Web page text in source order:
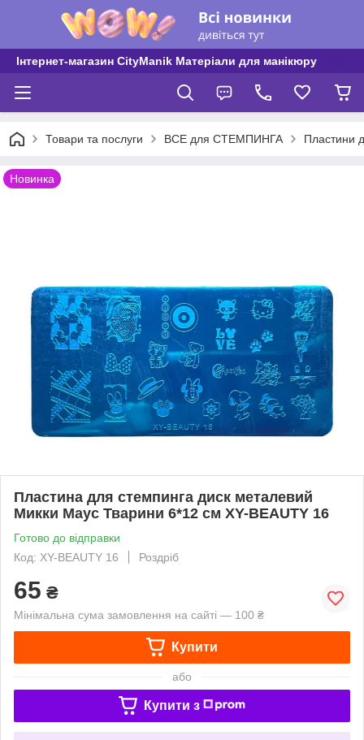
Інтернет-магазин CityManik Матеріали для манікюру
Товари та послуги ВСЕ для СТЕМПИНГА Пластини
Новинка
Пластина для стемпинга диск металевий
Микки Маус Тварини 6*12 см XY-BEAUTY 16
Готово до відправки
Код: XY-BEAUTY 16
Роздріб
65 ₴
Мінімальна сума замовлення на сайті — 100 ₴
Купити
або
Купити з